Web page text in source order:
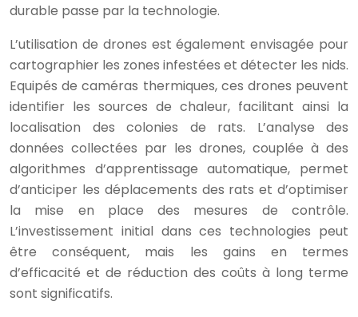
durable passe par la technologie.
L’utilisation de drones est également envisagée pour
cartographier les zones infestées et détecter les nids.
Equipés de caméras thermiques, ces drones peuvent
identifier les sources de chaleur, facilitant ainsi la
localisation des colonies de rats. L’analyse des
données collectées par les drones, couplée à des
algorithmes d’apprentissage automatique, permet
d’anticiper les déplacements des rats et d’optimiser
la mise en place des mesures de contrôle.
L’investissement initial dans ces technologies peut
être conséquent, mais les gains en termes
d’efficacité et de réduction des coûts à long terme
sont significatifs.